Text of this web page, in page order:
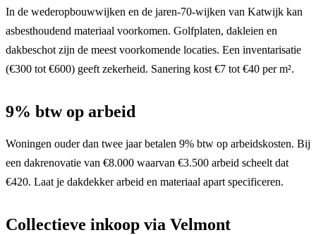
In de wederopbouwwijken en de jaren-70-wijken van Katwijk kan
asbesthoudend materiaal voorkomen. Golfplaten, dakleien en
dakbeschot zijn de meest voorkomende locaties. Een inventarisatie
(€300 tot €600) geeft zekerheid. Sanering kost €7 tot €40 per m².
9% btw op arbeid
Woningen ouder dan twee jaar betalen 9% btw op arbeidskosten. Bij
een dakrenovatie van €8.000 waarvan €3.500 arbeid scheelt dat
€420. Laat je dakdekker arbeid en materiaal apart specificeren.
Collectieve inkoop via Velmont